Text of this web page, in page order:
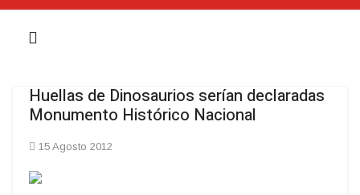
Huellas de Dinosaurios serían declaradas
Monumento Histórico Nacional
15 Agosto 2012